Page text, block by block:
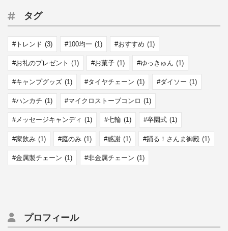
タグ
トレンド (3) 100均一 (1) おすすめ (1)
お礼のプレゼント (1) お菓子 (1) ゆっきゅん (1)
キャンプグッズ (1) タイヤチェーン (1) ダイソー (1)
ハンカチ (1) マイクロストーブコンロ (1)
メッセージキャンディ (1) 七輪 (1) 卒園式 (1)
家飲み (1) 庭のみ (1) 感謝 (1) 踊る！さんま御殿 (1)
金属製チェーン (1) 非金属チェーン (1)
プロフィール